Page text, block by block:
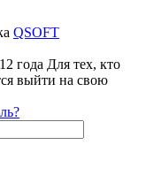
QSOFT
года Для тех, кто
выйти на свою